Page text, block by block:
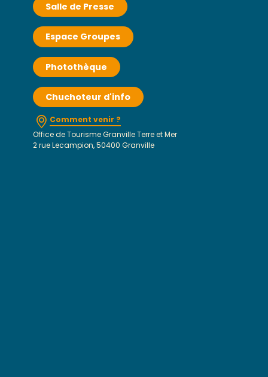
Salle de Presse
Espace Groupes
Photothèque
Chuchoteur d'info
Comment venir ?
Office de Tourisme Granville Terre et Mer
2 rue Lecampion, 50400 Granville